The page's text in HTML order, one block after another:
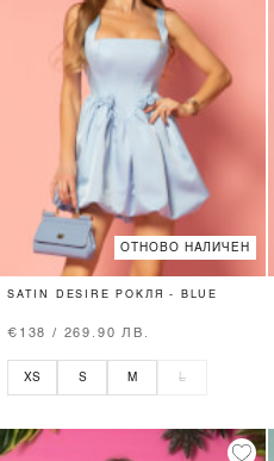
ОТНОВО НАЛИЧЕН
SATIN DESIRE РОКЛЯ - BLUE
€138 / 269.90 ЛВ.
XS S M L